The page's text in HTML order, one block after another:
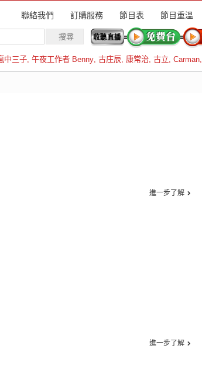
聯絡我們 訂購服務 節目表 節目重溫
中三子, 午夜工作者 Benny, 古庄辰, 康常治, 古立, Carman,
進一步了解
進一步了解